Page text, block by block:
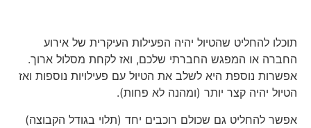
תוכלו להחליט שהטיול יהיה הפעילות העיקרית של אירוע
החברה או המפגש החברתי שלכם, ואז לקחת מסלול ארוך.
אפשרות נוספת היא לשלב את הטיול עם פעילויות נוספות ואז
הטיול יהיה קצר יותר (ומהנה לא פחות).
אפשר להחליט גם שכולם רוכבים יחד (תלוי בגודל הקבוצה)